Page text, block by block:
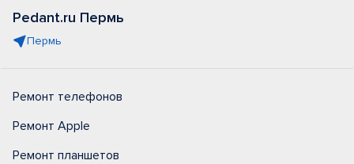
Pedant.ru Пермь
Пермь
Ремонт телефонов
Ремонт Apple
Ремонт планшетов